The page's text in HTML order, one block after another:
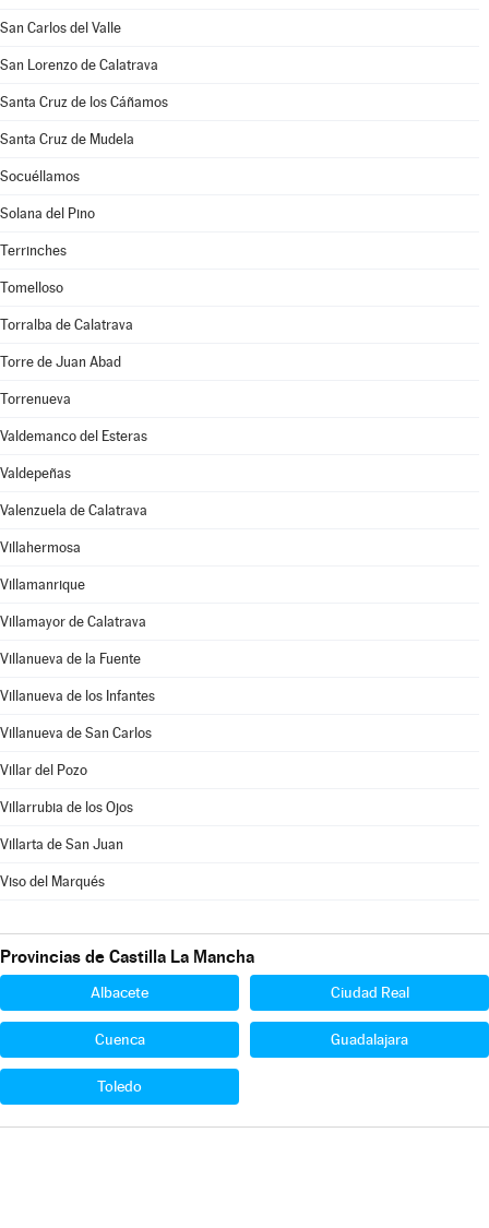
San Carlos del Valle
San Lorenzo de Calatrava
Santa Cruz de los Cáñamos
Santa Cruz de Mudela
Socuéllamos
Solana del Pino
Terrinches
Tomelloso
Torralba de Calatrava
Torre de Juan Abad
Torrenueva
Valdemanco del Esteras
Valdepeñas
Valenzuela de Calatrava
Villahermosa
Villamanrique
Villamayor de Calatrava
Villanueva de la Fuente
Villanueva de los Infantes
Villanueva de San Carlos
Villar del Pozo
Villarrubia de los Ojos
Villarta de San Juan
Viso del Marqués
Provincias de Castilla La Mancha
Albacete Ciudad Real
Cuenca Guadalajara
Toledo